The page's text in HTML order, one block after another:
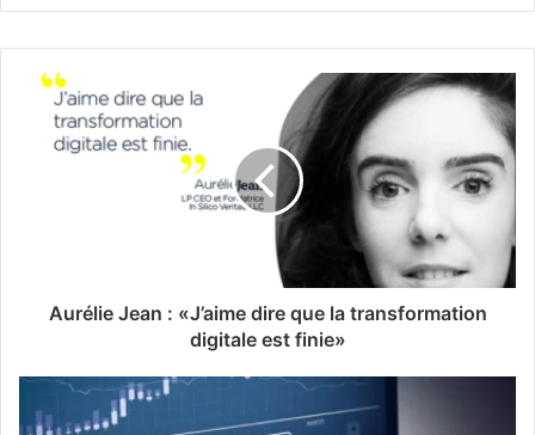
Aurélie Jean : «J’aime dire que la transformation
digitale est finie»